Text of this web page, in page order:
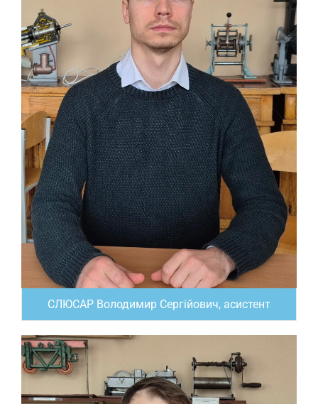
СЛЮСАР Володимир Сергійович, асистент